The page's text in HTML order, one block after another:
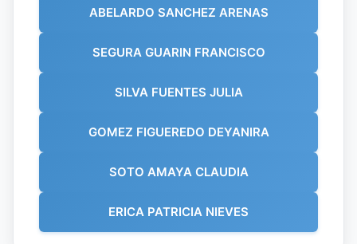
ABELARDO SANCHEZ ARENAS
SEGURA GUARIN FRANCISCO
SILVA FUENTES JULIA
GOMEZ FIGUEREDO DEYANIRA
SOTO AMAYA CLAUDIA
ERICA PATRICIA NIEVES